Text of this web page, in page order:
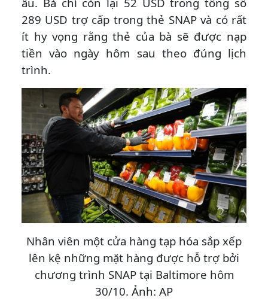
289 USD trợ cấp trong thẻ SNAP và có rất
ít hy vọng rằng thẻ của bà sẽ được nạp
tiền vào ngày hôm sau theo đúng lịch
trình.
Nhân viên một cửa hàng tạp hóa sắp xếp
lên kệ những mặt hàng được hỗ trợ bởi
chương trình SNAP tại Baltimore hôm
30/10. Ảnh: AP